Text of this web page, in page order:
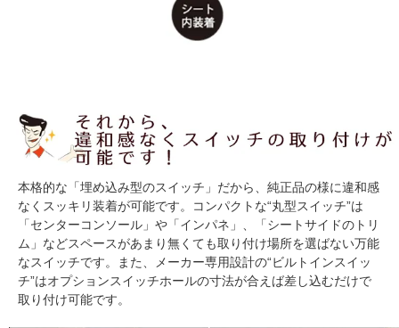
本格的な「埋め込み型のスイッチ」だから、純正品の様に違和感
なくスッキリ装着が可能です。コンパクトな“丸型スイッチ”は
「センターコンソール」や「インパネ」、「シートサイドのトリ
ム」などスペースがあまり無くても取り付け場所を選ばない万能
なスイッチです。また、メーカー専用設計の“ビルトインスイッ
チ”はオプションスイッチホールの寸法が合えば差し込むだけで
取り付け可能です。